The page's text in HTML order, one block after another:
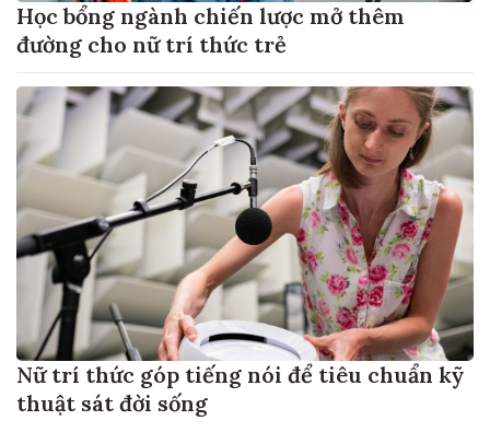
Học bổng ngành chiến lược mở thêm
đường cho nữ trí thức trẻ
Nữ trí thức góp tiếng nói để tiêu chuẩn kỹ
thuật sát đời sống